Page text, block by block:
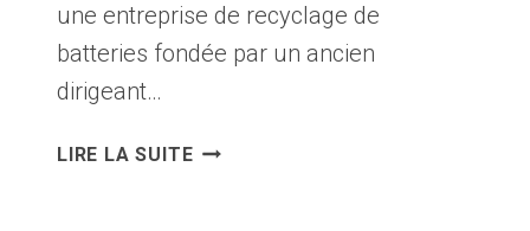
une entreprise de recyclage de
batteries fondée par un ancien
dirigeant…
LIRE LA SUITELYFT